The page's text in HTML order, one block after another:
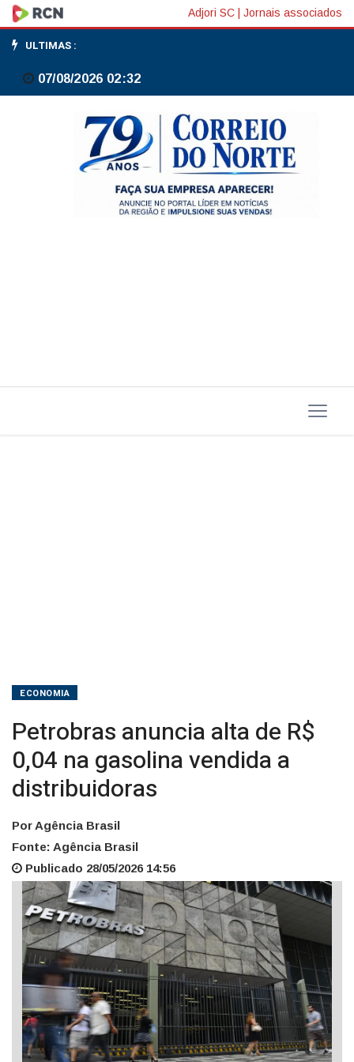
Petrobras
anuncia
alta
Adjori SC Jornais associados
ULTIMAS :
07/08/2026 02:32
ECONOMIA
Petrobras anuncia alta de R$
0,04 na gasolina vendida a
distribuidoras
Por Agência Brasil
Fonte: Agência Brasil
Publicado 28/05/2026 14:56